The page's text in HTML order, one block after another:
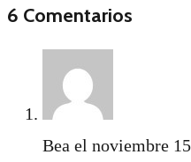
6 Comentarios
Bea el noviembre